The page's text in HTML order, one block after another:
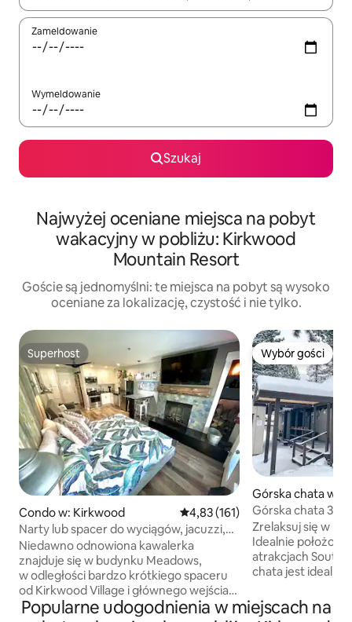
Zameldowanie
Wymeldowanie
Szukaj
Najwyżej oceniane miejsca na pobyt
wakacyjny w pobliżu: Kirkwood
Mountain Resort
Goście są jednomyślni: te miejsca na pobyt są wysoko
oceniane za lokalizację, czystość i nie tylko.
Superhost
Superhost
Condo w: Kirkwood Średnia ocena: 4,83 na 5, liczba
4,83 (161)
Narty lub spacer do wyciągów, jacuzzi,
wiata garażowa
Niedawno odnowiona kawalerka
znajduje się w budynku Meadows,
w odległości bardzo krótkiego spaceru
od Kirkwood Village i głównego wejścia
na stok (wyciągi 6/5/10/11/1). Prywatny
Wybór gości
Wybór gości
Górska chata w:
Tahoe
Górska chata
kominkiem w
wycieczki.
Zrelaksuj się w
Idealnie
atrakcjach South
chata jest idealna
z adrenaliną. ★ W samym sercu między
Sierra, Heavenly
Popularne udogodnienia w miejscach na